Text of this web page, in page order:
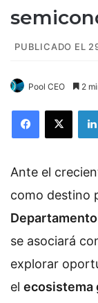
PUBLICADO EL
Pool CEO 2
Ante el
como destino
se asociará
explorar
el ecosistema